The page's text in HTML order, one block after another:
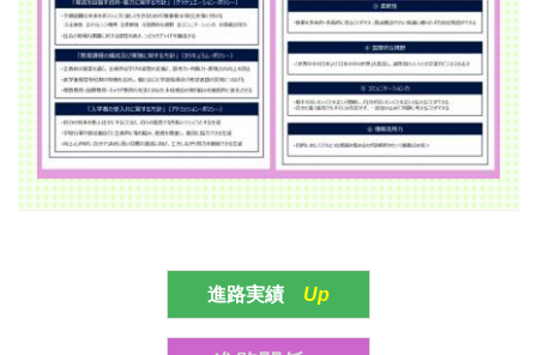
進路実績 Up